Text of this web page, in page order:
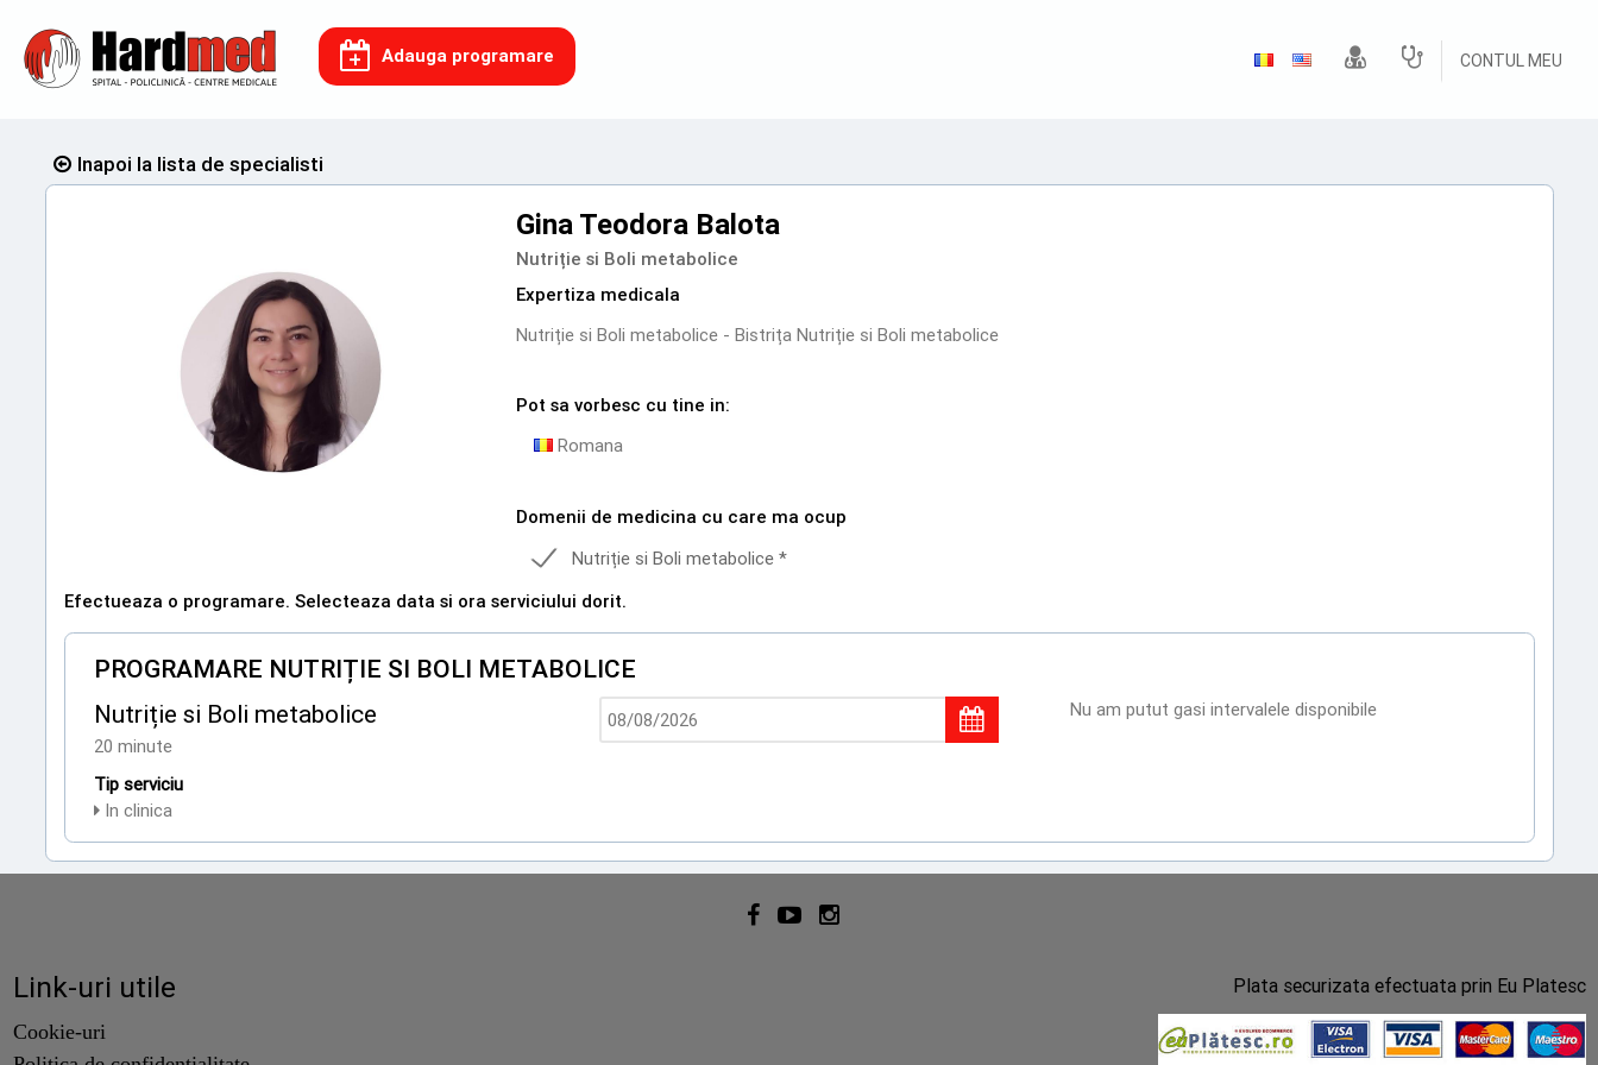
Adauga programare CONTUL MEU
Inapoi la lista de specialisti
Gina Teodora Balota
Nutriție si Boli metabolice
Expertiza medicala
Nutriție si Boli metabolice - Bistrița Nutriție si Boli metabolice
Pot sa vorbesc cu tine in:
Romana
Domenii de medicina cu care ma ocup
Nutriție si Boli metabolice *
Efectueaza o programare. Selecteaza data si ora serviciului dorit.
PROGRAMARE NUTRIȚIE SI BOLI METABOLICE
Nutriție si Boli metabolice
20 minute
Tip serviciu
In clinica
Nu am putut gasi intervalele disponibile
Link-uri utile
Cookie-uri
Plata securizata efectuata prin Eu Platesc